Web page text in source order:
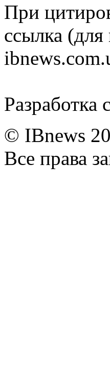
При
ссылка
Разработка
© IBnews
Все права